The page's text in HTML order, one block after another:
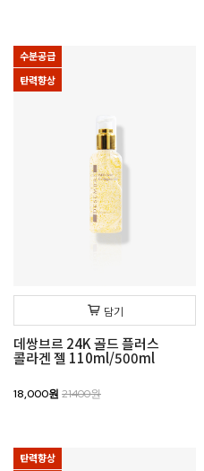
수분공급
탄력향상
담기
데쌍브르 24K 골드 플러스
콜라겐 젤 110ml/500ml
18,000원 21400원
탄력향상